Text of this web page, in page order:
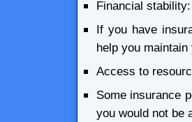
Financial
If you have
help you
Access to
Some insurance
you would not be